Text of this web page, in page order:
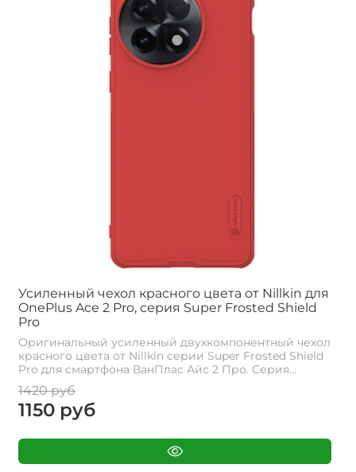
Усиленный чехол красного цвета от Nillkin для
OnePlus Ace 2 Pro, серия Super Frosted Shield
Pro
Оригинальный усиленный двухкомпонентный чехол
красного цвета от Nillkin серии Super Frosted Shield
Pro для смартфона ВанПлас Айс 2 Про. Cерия...
1420 руб
1150 руб